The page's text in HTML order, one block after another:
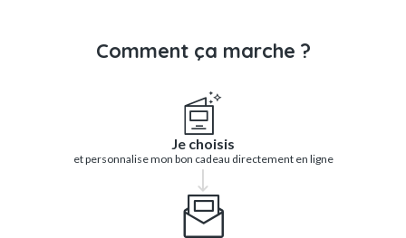
Comment ça marche ?
Je choisis
et personnalise mon bon cadeau directement en ligne